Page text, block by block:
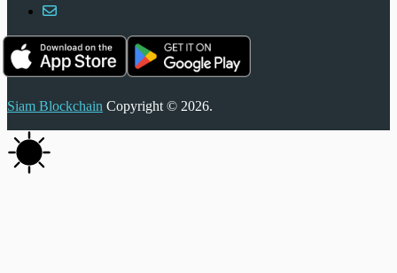
Siam Blockchain Copyright © 2026.